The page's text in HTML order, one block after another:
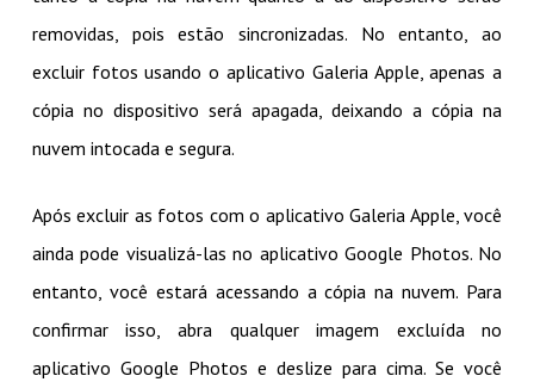
removidas, pois estão sincronizadas. No entanto, ao
excluir fotos usando o aplicativo Galeria Apple, apenas a
cópia no dispositivo será apagada, deixando a cópia na
nuvem intocada e segura.
Após excluir as fotos com o aplicativo Galeria Apple, você
ainda pode visualizá-las no aplicativo Google Photos. No
entanto, você estará acessando a cópia na nuvem. Para
confirmar isso, abra qualquer imagem excluída no
aplicativo Google Photos e deslize para cima. Se você